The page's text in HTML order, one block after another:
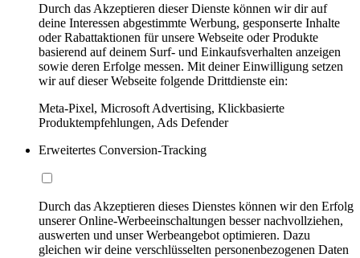
Durch das Akzeptieren dieser Dienste können wir dir auf
deine Interessen abgestimmte Werbung, gesponserte Inhalte
oder Rabattaktionen für unsere Webseite oder Produkte
basierend auf deinem Surf- und Einkaufsverhalten anzeigen
sowie deren Erfolge messen. Mit deiner Einwilligung setzen
wir auf dieser Webseite folgende Drittdienste ein:
Meta-Pixel, Microsoft Advertising, Klickbasierte
Produktempfehlungen, Ads Defender
Erweitertes Conversion-Tracking
Durch das Akzeptieren dieses Dienstes können wir den Erfolg
unserer Online-Werbeeinschaltungen besser nachvollziehen,
auswerten und unser Werbeangebot optimieren. Dazu
gleichen wir deine verschlüsselten personenbezogenen Daten